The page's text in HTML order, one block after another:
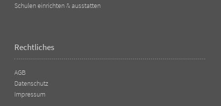
Schulen einrichten & ausstatten
Rechtliches
AGB
Datenschutz
Impressum